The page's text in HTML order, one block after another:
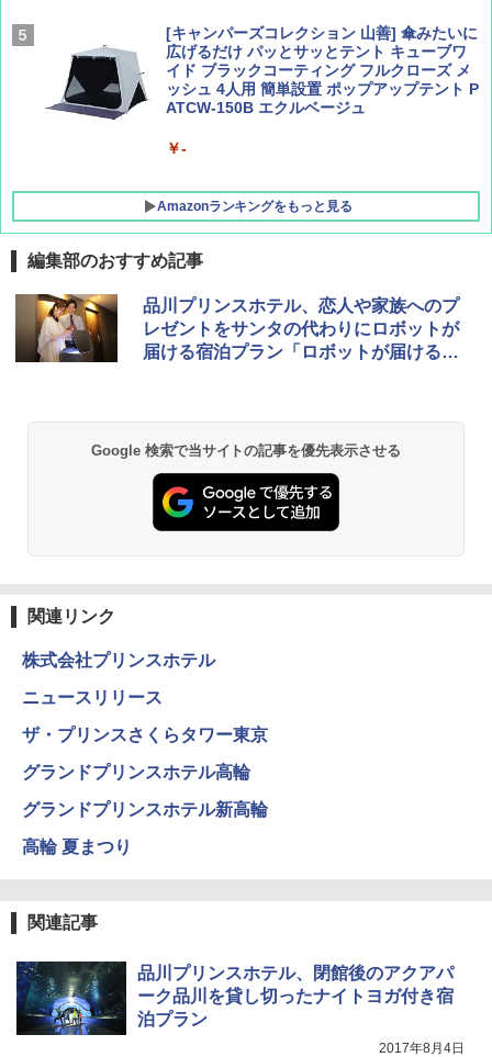
[キャンパーズコレクション 山善] 傘みたいに
広げるだけ パッとサッとテント キューブワ
イド ブラックコーティング フルクローズ メ
ッシュ 4人用 簡単設置 ポップアップテント P
ATCW-150B エクルベージュ
￥-
Amazonランキングをもっと見る
GRANDOOR ステンレス保冷剤 2個セット 2
026リニューアル 急速冷凍 空間倍増 衛生的
コンパクト 保冷力長持ち
-08EX カーキ ソロキャンプ ポリエステル フ
レーム ドーム型 テント
￥14,800
￥6,459
ポインターライト 強力 小型 緑色/赤色/青紫色
可能 安全ロック付き 高安全性 金属製耐久 コ
ア/オフィス/教育現場/展示会用 緑
秒）射程5～10m 安全ロック搭載 携帯収納袋
付き ヒグマ・イノシシ対策 自治体・教育機
関の購入実績 登山・キャンプ・アウトドア・
防災用品 長期保存可能 緊急時用 日本国内発
編集部のおすすめ記事
品川プリンスホテル、恋人や家族へのプ
レゼントをサンタの代わりにロボットが
届ける宿泊プラン「ロボットが届けるク
Google 検索で当サイトの記事を優先表示させる
関連リンク
株式会社プリンスホテル
ニュースリリース
ザ・プリンスさくらタワー東京
グランドプリンスホテル高輪
グランドプリンスホテル新高輪
高輪 夏まつり
関連記事
品川プリンスホテル、閉館後のアクアパ
ーク品川を貸し切ったナイトヨガ付き宿
泊プラン
2017年8月4日